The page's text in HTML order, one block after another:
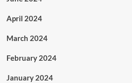
April 2024
March 2024
February 2024
January 2024